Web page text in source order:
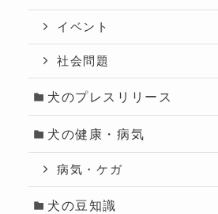
イベント
社会問題
犬のプレスリリース
犬の健康・病気
病気・ケガ
犬の豆知識